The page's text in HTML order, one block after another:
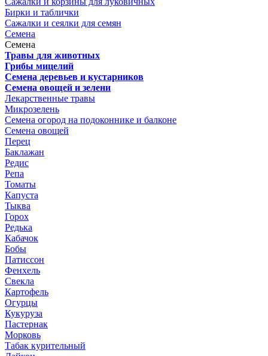
Бирки и таблички
Сажалки и сеялки для семян
Семена
Семена
Травы для животных
Грибы мицелий
Семена деревьев и кустарников
Семена овощей и зелени
Лекарственные травы
Микрозелень
Семена огород на подоконнике и балконе
Семена овощей
Перец
Баклажан
Редис
Репа
Томаты
Капуста
Тыква
Горох
Редька
Кабачок
Бобы
Патиссон
Фенхель
Свекла
Картофель
Огурцы
Кукуруза
Пастернак
Морковь
Табак курительный